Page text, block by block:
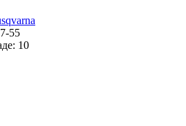
55
10